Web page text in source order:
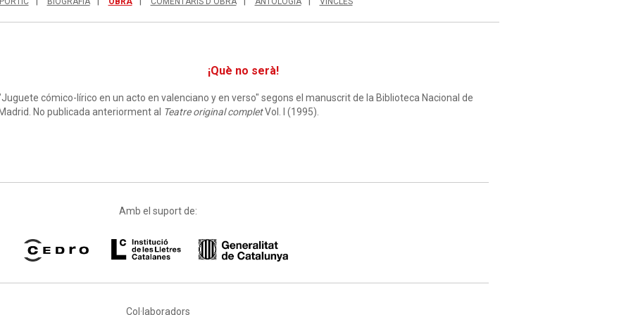
¡Què no serà!
cómico-lírico en un acto en valenciano y en verso" segons el manuscrit de la Biblioteca Nacional de
Madrid. No publicada anteriorment al Teatre original completVol. I (1995).
Amb el suport de:
Col·laboradors